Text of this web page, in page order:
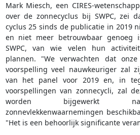
Mark Miesch, een CIRES-
over de zonnecyclus bij SWPC, zei
cyclus 25 sinds de publicatie in 2019
en niet meer betrouwbaar genoeg
SWPC, van wie velen hun
plannen. "We verwachten dat
voorspelling veel nauwkeuriger zal
van het panel voor 2019 en, in
voorspellingen van zonnecycli, zal
worden bijgewerkt
zonnevlekkenwaarnemingen
"Het is een behoorlijk significante